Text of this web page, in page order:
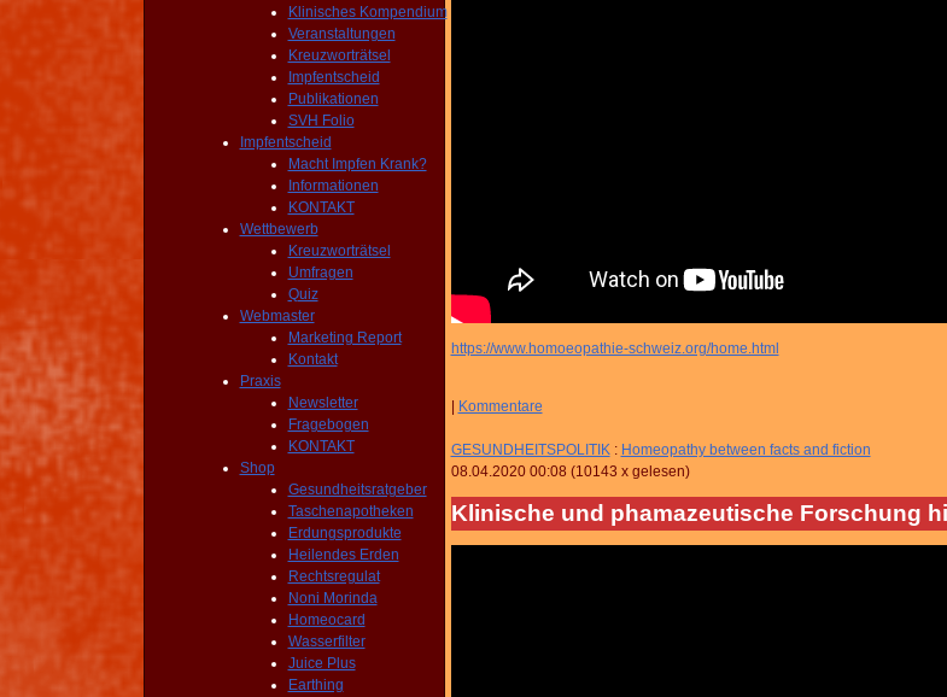
Klinisches Kompendium
Veranstaltungen
Kreuzworträtsel
Impfentscheid
Publikationen
SVH Folio
Impfentscheid
Macht Impfen Krank?
Informationen
KONTAKT
Wettbewerb
Kreuzworträtsel
Umfragen
Quiz
Webmaster
Marketing Report
Kontakt
Praxis
Newsletter
Fragebogen
KONTAKT
Shop
Gesundheitsratgeber
Taschenapotheken
Erdungsprodukte
Heilendes Erden
Rechtsregulat
Noni Morinda
Homeocard
Wasserfilter
Juice Plus
Earthing
https://www.homoeopathie-schweiz.org/home.html
Kommentare
GESUNDHEITSPOLITIK: Homeopathy between facts and fiction
08.04.2020 00:08 (10143 x gelesen)
Klinische und phamazeutische Forschung